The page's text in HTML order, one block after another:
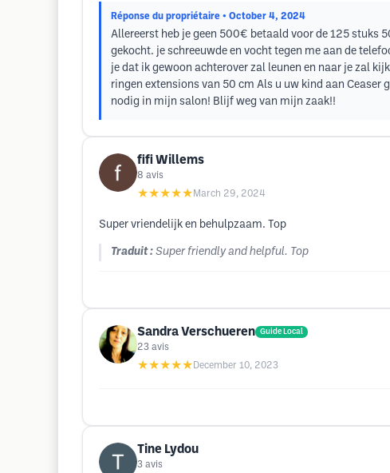
Réponse du propriétaire • October 4, 2024
Allereerst heb je geen 500€ betaald voor de 125 stuks
gekocht. je schreeuwde en vocht tegen me aan de
je dat ik gewoon achterover zal leunen en naar je zal
ringen extensions van 50 cm Als u uw kind aan
nodig in mijn salon! Blijf weg van mijn zaak!!
fifi Willems
8 avis
★★★★★ March 29, 2024
Super vriendelijk en behulpzaam. Top
Traduit : Super friendly and helpful. Top
Sandra Verschueren Guide Local
23 avis
★★★★★ December 10, 2023
Tine Lydou
3 avis